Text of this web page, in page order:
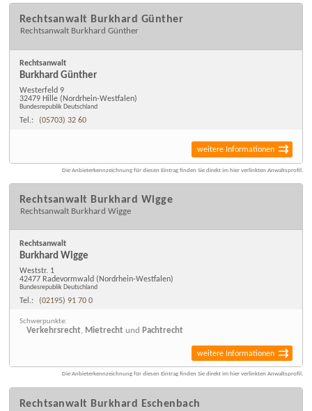
Rechtsanwalt Burkhard Günther
Rechtsanwalt Burkhard Günther
Rechtsanwalt
Burkhard Günther
Westerfeld 9
32479 Hille (Nordrhein-Westfalen)
Bundesrepublik Deutschland
Tel.: (05703) 32 60
weitere Informationen
Die Anbieterkennzeichnung für diesen Eintrag finden Sie direkt im hier verlinkten Anwaltsprofil.
Rechtsanwalt Burkhard Wigge
Rechtsanwalt Burkhard Wigge
Rechtsanwalt
Burkhard Wigge
Weststr. 1
42477 Radevormwald (Nordrhein-Westfalen)
Bundesrepublik Deutschland
Tel.: (02195) 91 70 0
Schwerpunkte:
Verkehrsrecht, Mietrecht und Pachtrecht
weitere Informationen
Die Anbieterkennzeichnung für diesen Eintrag finden Sie direkt im hier verlinkten Anwaltsprofil.
Rechtsanwalt Burkhard Eschenbach